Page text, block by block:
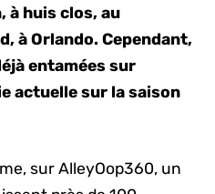
à huis clos, au
à Orlando. Cependant,
entamées sur
actuelle sur la saison
sur AlleyOop360, un